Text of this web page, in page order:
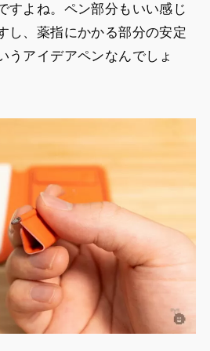
すよね。ペン部分もいい感じ
し、薬指にかかる部分の安定
うアイデアペンなんでしょ